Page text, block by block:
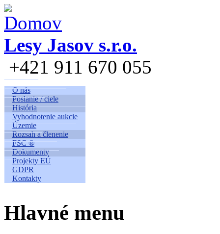
Skočiť na hlavný obsah
Lesy Jasov s.r.o.
+421 911 670 055
O nás
Poslanie / ciele
História
Vyhodnotenie aukcie
Územie
Rozsah a členenie
FSC ®
Dokumenty
Projekty EÚ
GDPR
Kontakty
Hlavné menu